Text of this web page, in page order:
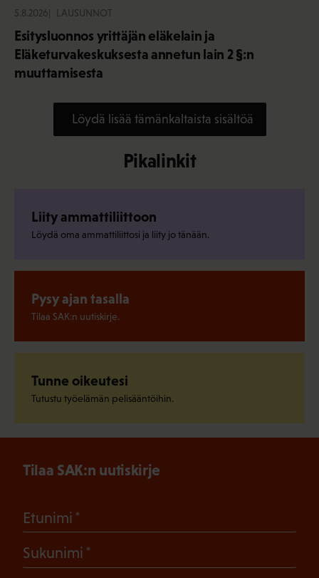
5.8.2026 LAUSUNNOT
Esitysluonnos yrittäjän eläkelain ja
Eläketurvakeskuksesta annetun lain 2 §:n
muuttamisesta
Löydä lisää tämänkaltaista sisältöä
Pikalinkit
Liity ammattiliittoon
Löydä oma ammattiliittosi ja liity jo tänään.
Pysy ajan tasalla
Tilaa SAK:n uutiskirje.
Tunne oikeutesi
Tutustu työelämän pelisääntöihin.
Tilaa SAK:n uutiskirje
Etunimi
Sukunimi